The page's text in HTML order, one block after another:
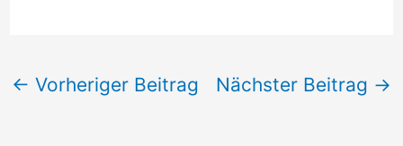
← Vorheriger Beitrag Nächster Beitrag →